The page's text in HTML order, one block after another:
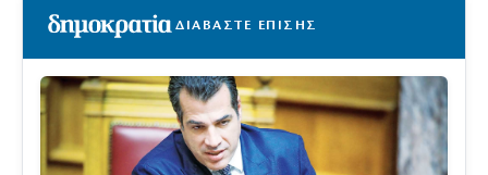
ΔΙΑΒΑΣΤΕ ΕΠΙΣΗΣ